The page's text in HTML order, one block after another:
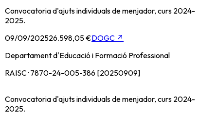
Convocatoria d'ajuts individuals de menjador, curs 2024-
2025.
09/09/202526.598,05 €DOGC ↗
Departament d'Educació i Formació Professional
RAISC · 7870-24-005-386 [20250909]
Convocatoria d'ajuts individuals de menjador, curs 2024-
2025.